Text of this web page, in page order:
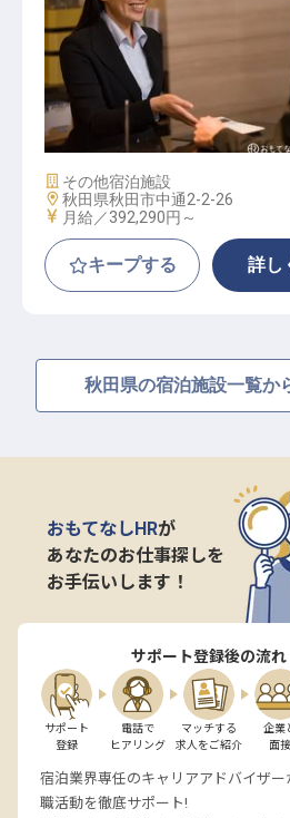
宿泊支配人
施設業態
その他宿泊施設
勤務地
秋田県秋田市中通2-2-26
給与
月給／392,290円～
キープする 詳し
秋田県の宿泊施設一覧か
おもてなしHRが
あなたのお仕事探しを
お手伝いします！
サポート登録後の流れ
サポート
登録
電話で
ヒアリング
マッチする
求人をご紹介
企業
面接
宿泊業界専任のキャリアアドバイザー
職活動を徹底サポート!